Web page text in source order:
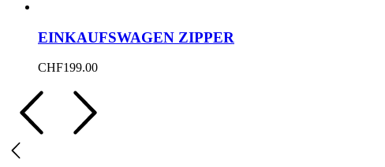
EINKAUFSWAGEN ZIPPER
CHF199.00